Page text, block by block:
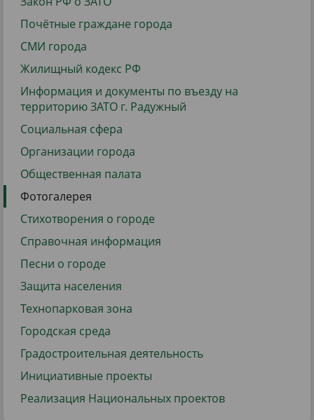
Почётные граждане города
СМИ города
Жилищный кодекс РФ
Информация и документы по въезду на
территорию ЗАТО г. Радужный
Социальная сфера
Организации города
Общественная палата
Фотогалерея
Стихотворения о городе
Справочная информация
Песни о городе
Защита населения
Технопарковая зона
Городская среда
Градостроительная деятельность
Инициативные проекты
Реализация Национальных проектов